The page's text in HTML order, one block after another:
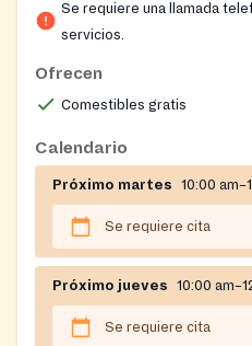
Se requiere una llamada
servicios.
Ofrecen
Comestibles gratis
Calendario
Próximo martes 10:00
Se requiere cita
Próximo jueves 10:00
Se requiere cita